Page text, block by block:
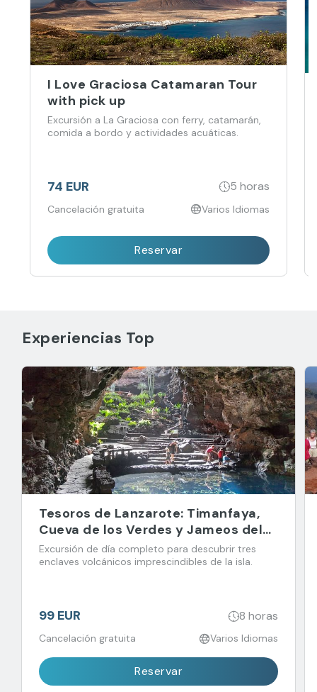
I Love Graciosa Catamaran Tour
with pick up
Excursión a La Graciosa con ferry, catamarán,
comida a bordo y actividades acuáticas.
74 EUR 5 horas
Cancelación gratuita Varios Idiomas
Reservar
Experiencias Top
Tesoros de Lanzarote: Timanfaya,
Cueva de los Verdes y Jameos del
Agua
Excursión de día completo para descubrir tres
enclaves volcánicos imprescindibles de la isla.
99 EUR 8 horas
Cancelación gratuita Varios Idiomas
Reservar